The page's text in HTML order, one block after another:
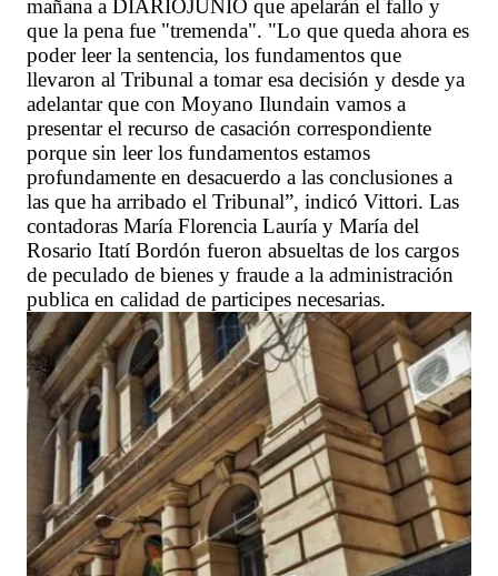
mañana a DIARIOJUNIO que apelarán el fallo y
que la pena fue "tremenda". "Lo que queda ahora es
poder leer la sentencia, los fundamentos que
llevaron al Tribunal a tomar esa decisión y desde ya
adelantar que con Moyano Ilundain vamos a
presentar el recurso de casación correspondiente
porque sin leer los fundamentos estamos
profundamente en desacuerdo a las conclusiones a
las que ha arribado el Tribunal”, indicó Vittori. Las
contadoras María Florencia Lauría y María del
Rosario Itatí Bordón fueron absueltas de los cargos
de peculado de bienes y fraude a la administración
publica en calidad de participes necesarias.